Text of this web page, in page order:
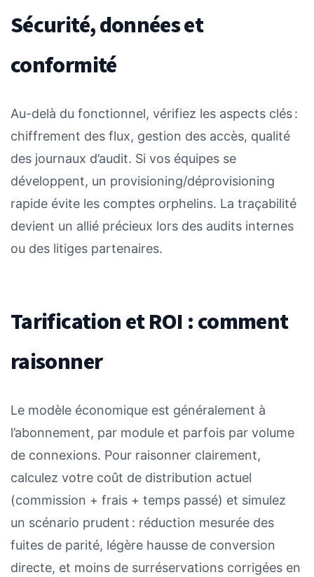
Sécurité, données et
conformité
Au-delà du fonctionnel, vérifiez les aspects clés :
chiffrement des flux, gestion des accès, qualité
des journaux d’audit. Si vos équipes se
développent, un provisioning/déprovisioning
rapide évite les comptes orphelins. La traçabilité
devient un allié précieux lors des audits internes
ou des litiges partenaires.
Tarification et ROI : comment
raisonner
Le modèle économique est généralement à
l’abonnement, par module et parfois par volume
de connexions. Pour raisonner clairement,
calculez votre coût de distribution actuel
(commission + frais + temps passé) et simulez
un scénario prudent : réduction mesurée des
fuites de parité, légère hausse de conversion
directe, et moins de surréservations corrigées en